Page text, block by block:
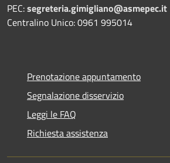
PEC:segreteria.gimigliano@asmepec.it
Centralino Unico: 0961 995014
Prenotazione appuntamento
Segnalazione disservizio
Leggi le FAQ
Richiesta assistenza